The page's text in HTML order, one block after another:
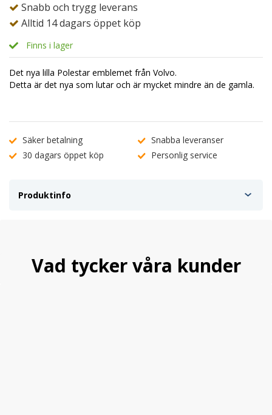
Snabb och trygg leverans
Alltid 14 dagars öppet köp
Finns i lager
Det nya lilla Polestar emblemet från Volvo.
Detta är det nya som lutar och är mycket mindre än de gamla.
Säker betalning
Snabba leveranser
30 dagars öppet köp
Personlig service
Produktinfo
Vad tycker våra kunder